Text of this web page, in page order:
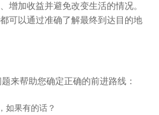
增加收益并避免改变生活的情况。
可以通过准确了解最终到达目的地
来帮助您确定正确的前进路线：
如果有的话？